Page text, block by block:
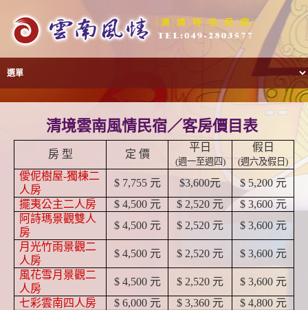
清境雲南風情民宿／客房價目表
房 型 定 價
平日
(週一至週四)
假日
(週六及假日)
僾伲樹屋-獨棟二
人房
$ 7,755 元 $3,600元
$ 5,200 元
擺夷公主二人房
$ 4,500 元 $ 2,520 元
$ 3,600 元
阿詩瑪景觀雙人
房
$ 4,500 元 $ 2,520 元
$ 3,600 元
月光竹雨景觀二
人房
$ 4,500 元 $ 2,520 元
$ 3,600 元
風花雪月景觀二
人房
$ 4,500 元 $ 2,520 元
$ 3,600 元
七彩雲南四人房
$ 6,000 元 $ 3,360 元
$ 4,800 元